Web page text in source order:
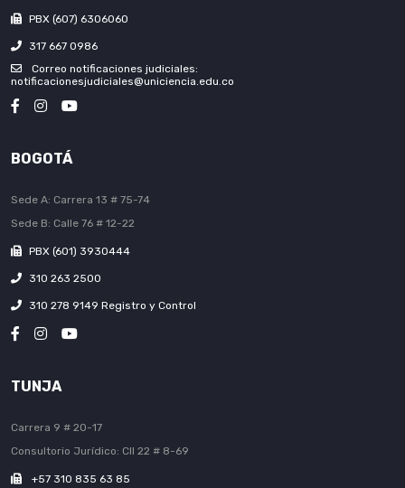
PBX (607) 6306060
317 667 0986
Correo notificaciones judiciales:
notificacionesjudiciales@uniciencia.edu.co
BOGOTÁ
Sede A: Carrera 13 # 75-74
Sede B: Calle 76 # 12-22
PBX (601) 3930444
310 263 2500
310 278 9149 Registro y Control
TUNJA
Carrera 9 # 20-17
Consultorio Jurídico: Cll 22 # 8-69
+57 310 835 63 85